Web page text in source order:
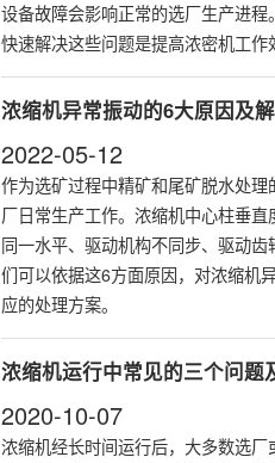
设备故障会影响正常的选厂生产进
快速解决这些问题是提高浓密机工作
浓缩机异常振动的6大原因及解
2022-05-12
作为选矿过程中精矿和尾矿脱水处
厂日常生产工作。浓缩机中心柱垂
同一水平、驱动机构不同步、驱动
们可以依据这6方面原因，对浓缩机
应的处理方案。
浓缩机运行中常见的三个问题
2020-10-07
浓缩机经长时间运行后，大多数选